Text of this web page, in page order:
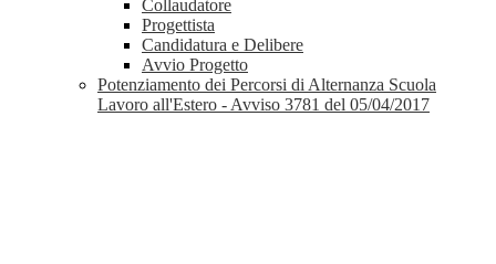
Collaudatore
Progettista
Candidatura e Delibere
Avvio Progetto
Potenziamento dei Percorsi di Alternanza Scuola
Lavoro all'Estero - Avviso 3781 del 05/04/2017